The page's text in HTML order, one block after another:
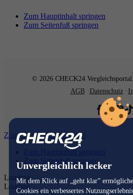
Unvergleichlich lecker
Mit dem Klick auf „geht klar”
Cookies ein verbessertes
Zum Hauptinhalt springen
Zum Seitenfuß springen
© 2026 CHECK24
AGB
Datenschutz
Zum Hauptinhalt springen
Zum Hauptinhalt springen
Zum Seitenfuß springen
Loading...
Loading...